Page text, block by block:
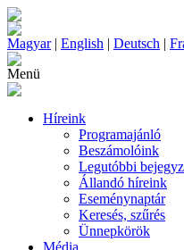
Magyar| English | Deutsch |
Menü
Híreink
Programajánló
Beszámolóink
Legutóbbi
Állandó híreink
Eseménynaptár
Keresés, szűrés
Ünnepkörök
Média